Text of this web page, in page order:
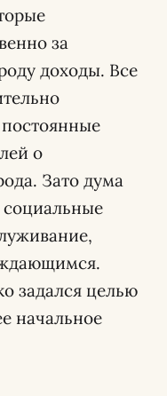
за
доходы. Все
о
Зато дума
социальные
задался целью
начальное